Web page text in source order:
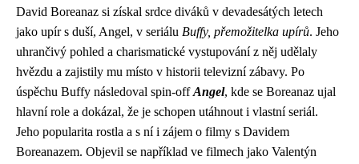
David Boreanaz si získal srdce diváků v devadesátých letech
jako upír s duší, Angel, v seriálu Buffy, přemožitelka upírů. Jeho
uhrančivý pohled a charismatické vystupování z něj udělaly
hvězdu a zajistily mu místo v historii televizní zábavy. Po
úspěchu Buffy následoval spin-offAngel, kde se Boreanaz ujal
hlavní role a dokázal, že je schopen utáhnout i vlastní seriál.
Jeho popularita rostla a s ní i zájem o filmy s Davidem
Boreanazem. Objevil se například ve filmech jako Valentýn